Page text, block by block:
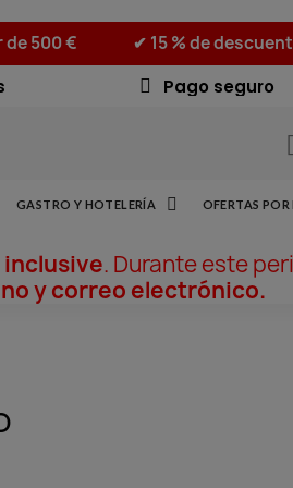
de 500 €
✔ 15 % de
Pago seguro
GASTRO Y HOTELERÍA OFERTAS POR
inclusive. Durante este
y correo electrónico.